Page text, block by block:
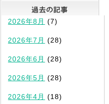
最新記事一覧
2026年8月 (7)
2026年7月 (28)
2026年6月 (28)
2026年5月 (28)
2026年4月 (18)